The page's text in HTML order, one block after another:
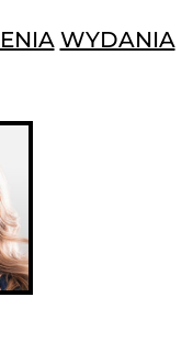
WYDANIA